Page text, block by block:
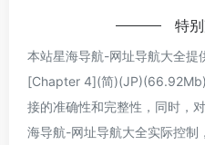
特
本站星海导航-网址导航大全
[Chapter 4](简
接的准确性和完整性，同时，
海导航-网址导航大全实际控